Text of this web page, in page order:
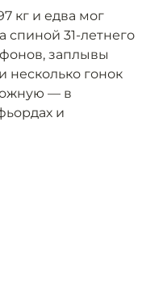
кг и едва мог
спиной 31-летнего
заплывы
несколько гонок
— в
и